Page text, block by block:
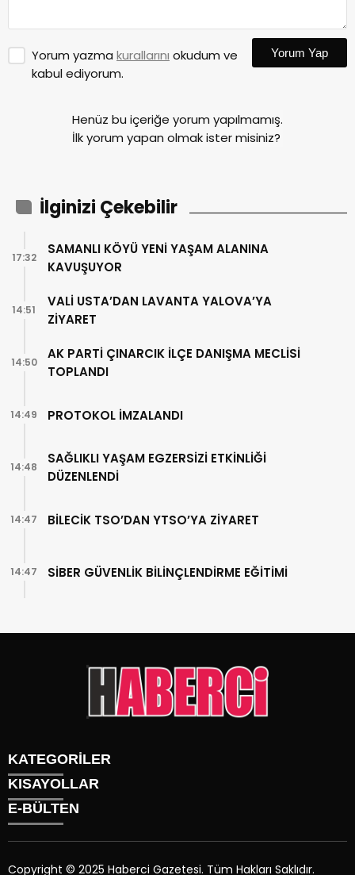
Yorum yazma kurallarını okudum ve
kabul ediyorum.
Yorum Yap
Henüz bu içeriğe yorum yapılmamış.
İlk yorum yapan olmak ister misiniz?
İlginizi Çekebilir
SAMANLI KÖYÜ YENİ YAŞAM ALANINA
KAVUŞUYOR
17:32
VALİ USTA’DAN LAVANTA YALOVA’YA
ZİYARET
14:51
AK PARTİ ÇINARCIK İLÇE DANIŞMA MECLİSİ
TOPLANDI
14:50
PROTOKOL İMZALANDI
14:49
SAĞLIKLI YAŞAM EGZERSİZİ ETKİNLİĞİ
DÜZENLENDİ
14:48
BİLECİK TSO’DAN YTSO’YA ZİYARET
14:47
SİBER GÜVENLİK BİLİNÇLENDİRME EĞİTİMİ
14:47
KATEGORİLER
Gündem
Siyaset
Sağlık
KISAYOLLAR
Künye
Üyelik
E-BÜLTEN
Copyright © 2025 Haberci Gazetesi. Tüm Hakları Saklıdır.